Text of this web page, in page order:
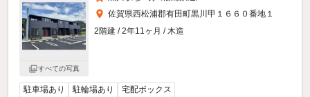
すべての写真
佐賀県西松浦郡有田町黒川甲１６６０番地１
2階建 / 2年11ヶ月 / 木造
駐車場あり 駐輪場あり 宅配ボックス